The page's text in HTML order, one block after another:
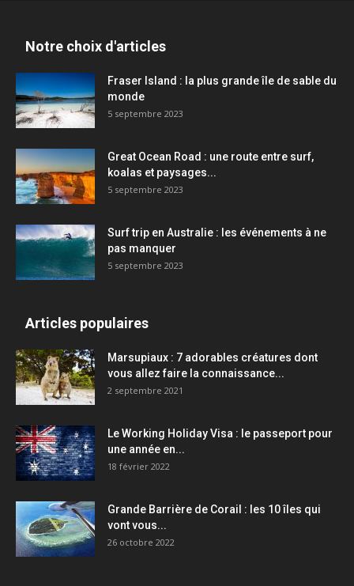
Notre choix d'articles
Fraser Island : la plus grande île de sable du
monde
5 septembre 2023
Great Ocean Road : une route entre surf,
koalas et paysages...
5 septembre 2023
Surf trip en Australie : les événements à ne
pas manquer
5 septembre 2023
Articles populaires
Marsupiaux : 7 adorables créatures dont
vous allez faire la connaissance...
2 septembre 2021
Le Working Holiday Visa : le passeport pour
une année en...
18 février 2022
Grande Barrière de Corail : les 10 îles qui
vont vous...
26 octobre 2022